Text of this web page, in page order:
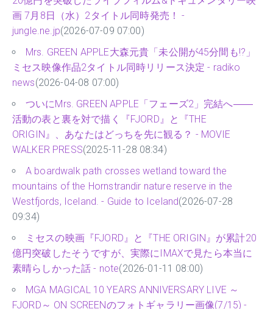
画 7月8日（水）2タイトル同時発売！ -
jungle.ne.jp(2026-07-09 07:00)
Mrs. GREEN APPLE大森元貴「未公開が45分間も!?」
ミセス映像作品2タイトル同時リリース決定 - radiko
news(2026-04-08 07:00)
ついにMrs. GREEN APPLE「フェーズ2」完結へ――
活動の表と裏を対で描く『FJORD』と『THE
ORIGIN』、あなたはどっちを先に観る？ - MOVIE
WALKER PRESS(2025-11-28 08:34)
A boardwalk path crosses wetland toward the
mountains of the Hornstrandir nature reserve in the
Westfjords, Iceland. - Guide to Iceland(2026-07-28
09:34)
ミセスの映画『FJORD』と『THE ORIGIN』が累計20
億円突破したそうですが、実際にIMAXで見たら本当に
素晴らしかった話 - note(2026-01-11 08:00)
MGA MAGICAL 10 YEARS ANNIVERSARY LIVE ～
FJORD～ ON SCREENのフォトギャラリー画像(7/15) -